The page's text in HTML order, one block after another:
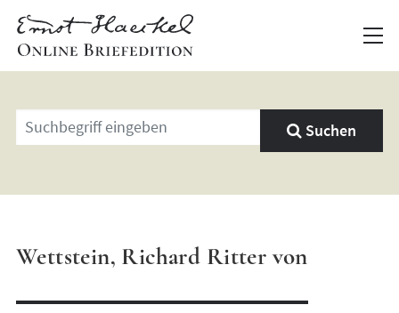
Geben
Sie
Suchbegriff
Suchen
Wettstein, Richard Ritter von